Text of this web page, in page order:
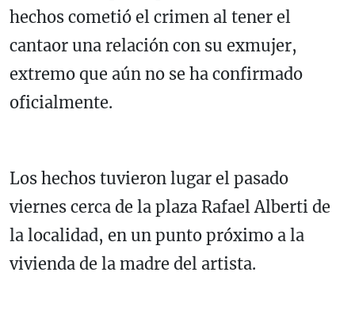
hechos cometió el crimen al tener el
cantaor una relación con su exmujer,
extremo que aún no se ha confirmado
oficialmente.
Los hechos tuvieron lugar el pasado
viernes cerca de la plaza Rafael Alberti de
la localidad, en un punto próximo a la
vivienda de la madre del artista.